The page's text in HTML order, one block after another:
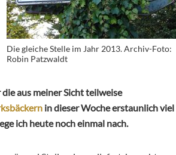
Die gleiche Stelle im Jahr 2013. Archiv-Foto:
Robin Patzwaldt
aus meiner Sicht teilweise
in dieser Woche erstaunlich viel
ich heute noch einmal nach.